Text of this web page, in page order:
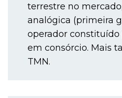
terrestre no
analógica (primeira
operador constituído
em consórcio. Mais
TMN.